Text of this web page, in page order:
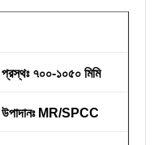
প্রস্থঃ ৭০০-১০৫০ মিমি
উপাদানঃ MR/SPCC